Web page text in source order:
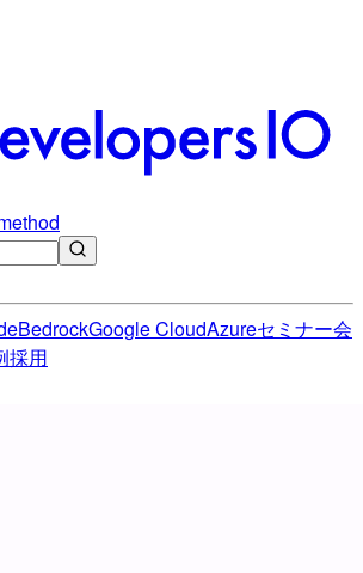
BedrockGoogle CloudAzureセミナー会
採用